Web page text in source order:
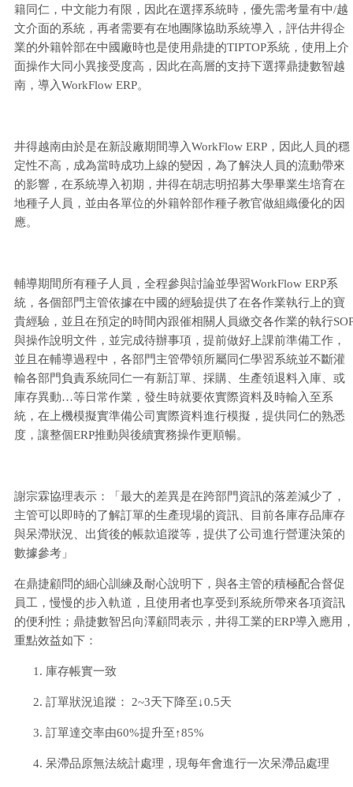
籍同仁，中文能力有限，因此在選擇系統時，優先需考量有中/越
文介面的系統，再者需要有在地團隊協助系統導入，評估井得企
業的外籍幹部在中國廠時也是使用鼎捷的TIPTOP系統，使用上介
面操作大同小異接受度高，因此在高層的支持下選擇鼎捷數智越
南，導入WorkFlow ERP。
井得越南由於是在新設廠期間導入WorkFlow ERP，因此人員的穩
定性不高，成為當時成功上線的變因，為了解決人員的流動帶來
的影響，在系統導入初期，井得在胡志明招募大學畢業生培育在
地種子人員，並由各單位的外籍幹部作種子教官做組織優化的因
應。
輔導期間所有種子人員，全程參與討論並學習WorkFlow ERP系
統，各個部門主管依據在中國的經驗提供了在各作業執行上的寶
貴經驗，並且在預定的時間內跟催相關人員繳交各作業的執行
與操作說明文件，並完成待辦事項，提前做好上課前準備工作，
並且在輔導過程中，各部門主管帶領所屬同仁學習系統並不斷灌
輸各部門負責系統同仁一有新訂單、採購、生產領退料入庫、或
庫存異動…等日常作業，發生時就要依實際資料及時輸入至系
統，在上機模擬實準備公司實際資料進行模擬，提供同仁的熟悉
度，讓整個ERP推動與後續實務操作更順暢。
謝宗霖協理表示：「最大的差異是在跨部門資訊的落差減少了，
主管可以即時的了解訂單的生產現場的資訊、目前各庫存品庫存
與呆滯狀況、出貨後的帳款追蹤等，提供了公司進行營運決策的
數據參考」
在鼎捷顧問的細心訓練及耐心說明下，與各主管的積極配合督促
員工，慢慢的步入軌道，且使用者也享受到系統所帶來各項資訊
的便利性；鼎捷數智呂向澤顧問表示，井得工業的ERP導入應用
重點效益如下：
庫存帳實一致
訂單狀況追蹤： 2~3天下降至↓0.5天
訂單達交率由60%提升至↑85%
呆滯品原無法統計處理，現每年會進行一次呆滯品處理